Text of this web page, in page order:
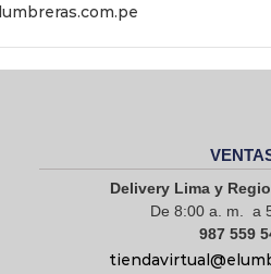
Delivery Lima y
De 8:00 a. m. a
987 559